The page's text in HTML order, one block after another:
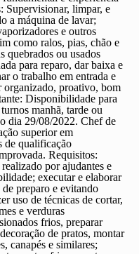
Supervisionar, limpar, e
a máquina de lavar;
e outros
como ralos, pias, chão e
quebrados ou usados
para reparo, dar baixa e
o trabalho em entrada e
organizado, proativo, bom
Disponibilidade para
manhã, tarde ou
dia 29/08/2022. Chef de
superior em
de qualificação
Requisitos:
por ajudantes e
executar e elaborar
preparo e evitando
uso de técnicas de cortar,
e verduras
frios, preparar
de pratos, montar
canapés e similares;